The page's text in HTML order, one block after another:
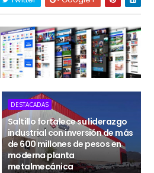
DESTACADAS
Saltillo fortalece su liderazgo
industrial con inversión de más
de 600 millones de pesos en
moderna planta
metalmecánica